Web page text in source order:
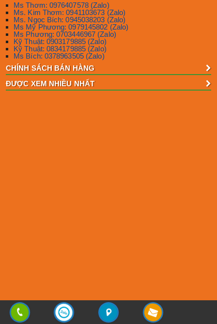
Ms Thơm: 0976407578 (Zalo)
Ms. Kim Thơm: 0941103673 (Zalo)
Ms. Ngọc Bích: 0945038203 (Zalo)
Ms Mỹ Phương: 0979145802 (Zalo)
Ms Phương: 0703446967 (Zalo)
Kỹ Thuật: 0903179885 (Zalo)
Kỹ Thuật: 0834179885 (Zalo)
Ms Bích: 0378963505 (Zalo)
CHÍNH SÁCH BÁN HÀNG
ĐƯỢC XEM NHIỀU NHẤT
Copyright © 2013 - 2025Sơn Phương Mỹ Lợi | All rights reserved | Design by